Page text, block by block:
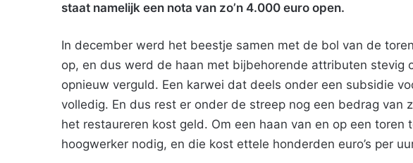
staat namelijk een nota van zo’n 4.000 euro open.
In december werd het beestje samen met de bol van de
op, en dus werd de haan met bijbehorende attributen stevig
opnieuw verguld. Een karwei dat deels onder een subsidie
volledig. En dus rest er onder de streep nog een bedrag van
het restaureren kost geld. Om een haan van en op een toren
hoogwerker nodig, en die kost ettele honderden euro’s per